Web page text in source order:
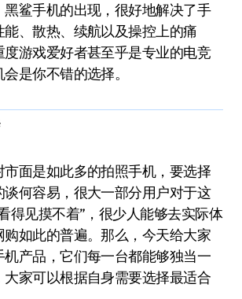
鲨手机的出现，很好地解决了手
、散热、续航以及操控上的痛
度游戏爱好者甚至乎是专业的电竞
是你不错的选择。
面是如此多的拍照手机，要选择
何容易，很大一部分用户对于这
得见摸不着”，很少人能够去实际体
如此的普遍。那么，今天给大家
产品，它们每一台都能够独当一
家可以根据自身需要选择最适合